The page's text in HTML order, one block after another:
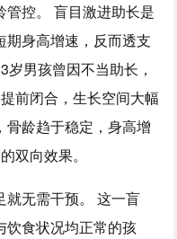
控。 盲目激进助长是
身高增速，反而透支
男孩曾因不当助长，
前闭合，生长空间大幅
骨龄趋于稳定，身高增
双向效果。
就无需干预。 这一盲
饮食状况均正常的孩